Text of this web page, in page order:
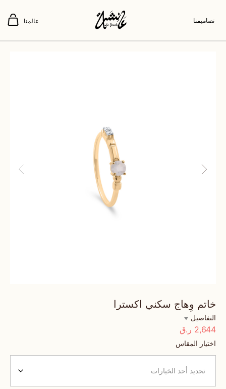
تصاميمنا عالمنا
خاتم وِهاج سكني اكسترا
التفاصيل
2,644 ر.ق
اختيار المقاس